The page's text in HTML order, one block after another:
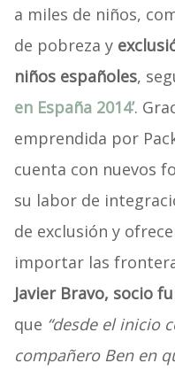
a miles de niños,
de pobreza y
niños españoles,
en España 2014’.
emprendida por
cuenta con nuevos
su labor de
de exclusión y
importar las
Javier Bravo, socio
que “desde el inicio
compañero Ben en